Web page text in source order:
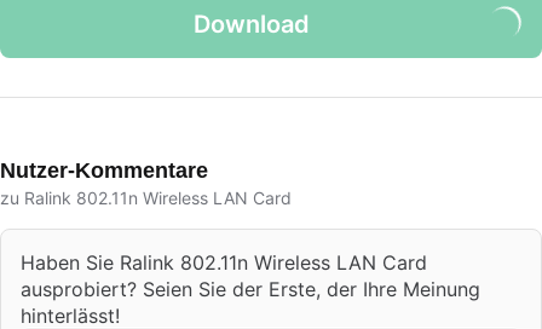
Download
Nutzer-Kommentare
zu Ralink 802.11n Wireless LAN Card
Haben Sie Ralink 802.11n Wireless LAN Card
ausprobiert? Seien Sie der Erste, der Ihre Meinung
hinterlässt!